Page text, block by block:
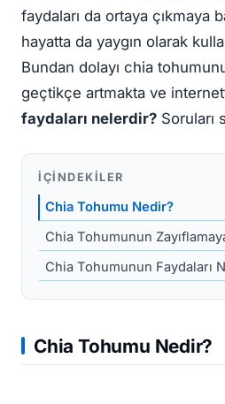
faydaları da ortaya çıkmaya
hayatta da yaygın olarak
Bundan dolayı chia
geçtikçe artmakta ve
faydaları nelerdir? Soruları
İÇINDEKILER
Chia Tohumu Nedir?
Chia Tohumunun
Chia Tohumunun Faydaları
Chia Tohumu Nedir?